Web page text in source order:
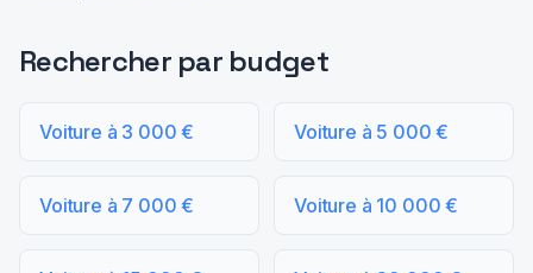
Rechercher par budget
Voiture à 3 000 € Voiture à 5 000 €
Voiture à 7 000 € Voiture à 10 000 €